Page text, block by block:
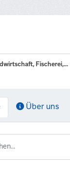
Fischerei,...
Über uns